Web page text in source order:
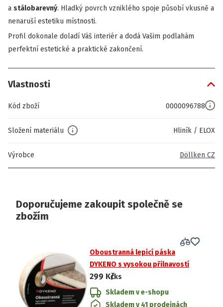
a stálobarevný. Hladký povrch vzniklého spoje působí vkusně a
nenaruší estetiku místnosti.
Profil dokonale doladí Váš interiér a dodá Vašim podlahám
perfektní estetické a praktické zakončení.
Vlastnosti
Kód zboží 0000096788
Složení materiálu Hliník / ELOX
Výrobce Döllken CZ
Doporučujeme zakoupit společně se
zbožím
Oboustranná lepicí páska
DYKENO s vysokou přilnavostí
299 Kč/ks
Skladem v e-shopu
Skladem v 41 prodejnách